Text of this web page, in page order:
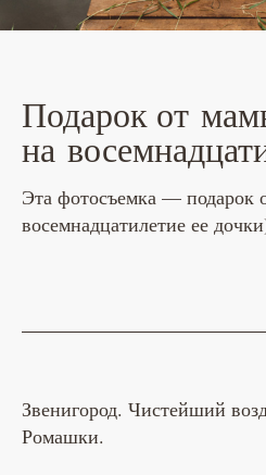
Подарок от
на
Эта фотосъемка — подарок
восемнадцатилетие ее
Звенигород. Чистейший
Ромашки.